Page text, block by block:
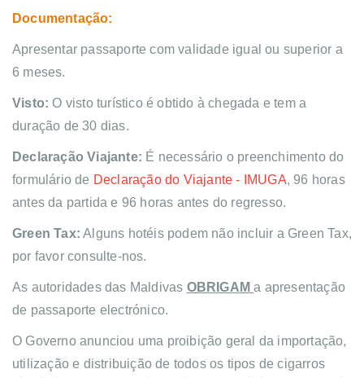
Documentação:
Apresentar passaporte com validade igual ou superior a
6 meses.
Visto:O visto turístico é obtido à chegada e tem a
duração de 30 dias.
Declaração Viajante: É necessário o preenchimento do
formulário de Declaração do Viajante - IMUGA, 96 horas
antes da partida e 96 horas antes do regresso.
Green Tax: Alguns hotéis podem não incluir a Green Tax,
por favor consulte-nos.
As autoridades das Maldivas OBRIGAM a apresentação
de passaporte electrónico.
O Governo anunciou uma proibição geral da importação,
utilização e distribuição de todos os tipos de cigarros